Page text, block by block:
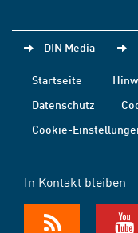
DIN Media
Startseite
Datenschutz
Cookie-
In Kontakt bleiben